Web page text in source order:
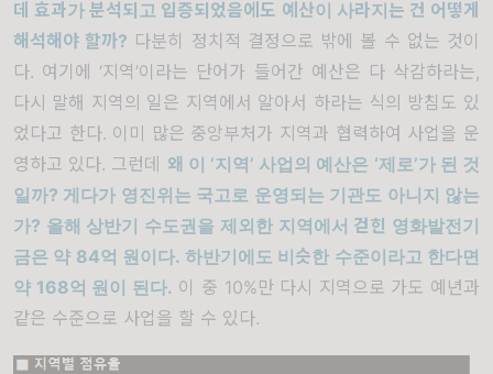
데 효과가 분석되고 입증되었음에도 예산이 사라지는 건 어떻게
해석해야 할까? 다분히 정치적 결정으로 밖에 볼 수 없는 것이
다. 여기에 ‘지역’이라는 단어가 들어간 예산은 다 삭감하라는,
다시 말해 지역의 일은 지역에서 알아서 하라는 식의 방침도 있
었다고 한다. 이미 많은 중앙부처가 지역과 협력하여 사업을 운
영하고 있다. 그런데 왜 이 ‘지역 ’ 사업의 예산은 ‘제로’가 된 것
일까? 게다가 영진위는 국고로 운영되는 기관도 아니지 않는
가? 올해 상반기 수도권을 제외한 지역에서 걷힌 영화발전기
금은 약 84억 원이다. 하반기에도 비슷한 수준이라고 한다면
약 168억 원이 된다. 이 중 10%만 다시 지역으로 가도 예년과
같은 수준으로 사업을 할 수 있다.